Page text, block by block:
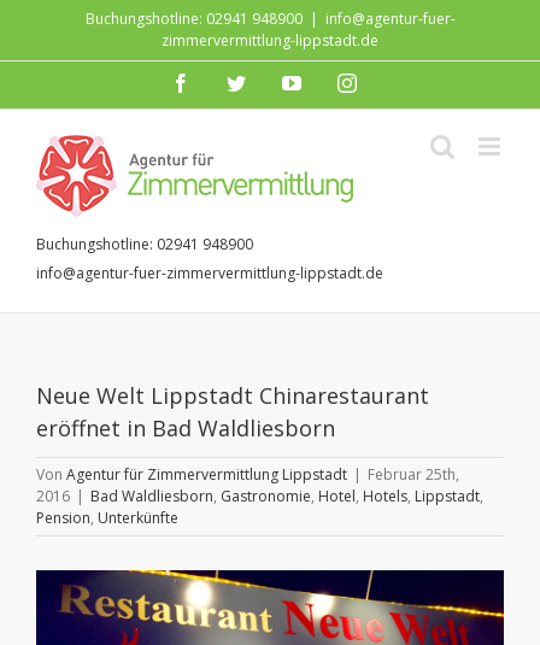
springen
Buchungshotline: 02941 948900 | info@agentur-fuer-
zimmervermittlung-lippstadt.de
facebooktwitter youtubeinstagram
Buchungshotline: 02941 948900
info@agentur-fuer-zimmervermittlung-lippstadt.de
Neue Welt Lippstadt Chinarestaurant
eröffnet in Bad Waldliesborn
Von Agentur für Zimmervermittlung Lippstadt | Februar 25th,
2016 | Bad Waldliesborn, Gastronomie, Hotel, Hotels, Lippstadt,
Pension, Unterkünfte
Zeige
grösseres